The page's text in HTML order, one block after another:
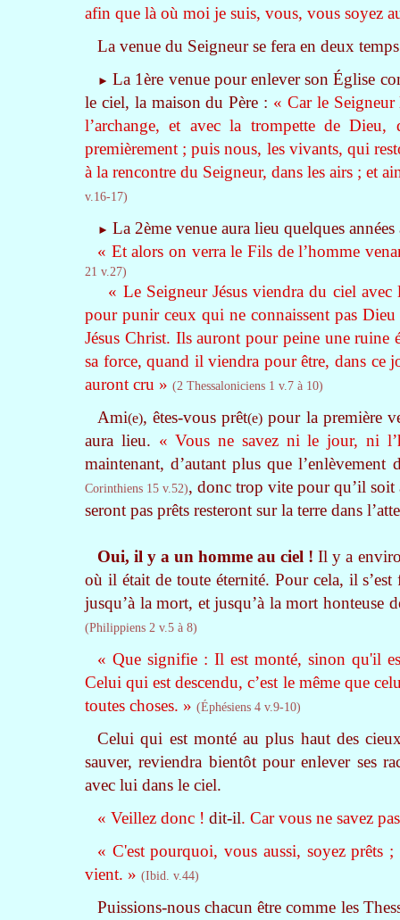
afin que là où moi je suis, vous, vous soyez
La venue du Seigneur se fera en deux
► La 1ère venue pour enlever son Église
le ciel, la maison du Père : « Car le
l’archange, et avec la trompette de Dieu,
premièrement ; puis nous, les vivants, qui
à la rencontre du Seigneur, dans les airs ; et
v.16-17)
► La 2ème venue aura lieu quelques
« Et alors on verra le Fils de l’homme
21 v.27)
« Le Seigneur Jésus viendra du ciel avec
pour punir ceux qui ne connaissent pas
Jésus Christ. Ils auront pour peine une
sa force, quand il viendra pour être, dans ce
auront cru » (2 Thessaloniciens 1 v.7 à 10)
Ami(e), êtes-vous prêt(e) pour la première
aura lieu. « Vous ne savez ni le jour, ni
maintenant, d’autant plus que l’enlèvement
Corinthiens 15 v.52), donc trop vite pour qu’il soit
seront pas prêts resteront sur la terre dans
Oui, il y a un homme au ciel ! Il y a
où il était de toute éternité. Pour cela, il
jusqu’à la mort, et jusqu’à la mort honteuse
(Philippiens 2 v.5 à 8)
« Que signifie : Il est monté, sinon qu'il
Celui qui est descendu, c’est le même que
toutes choses. » (Éphésiens 4 v.9-10)
Celui qui est monté au plus haut des
sauver, reviendra bientôt pour enlever ses
avec lui dans le ciel.
« Veillez donc ! dit-il. Car vous ne savez
« C'est pourquoi, vous aussi, soyez prêts
vient. » (Ibid. v.44)
Puissions-nous chacun être comme les